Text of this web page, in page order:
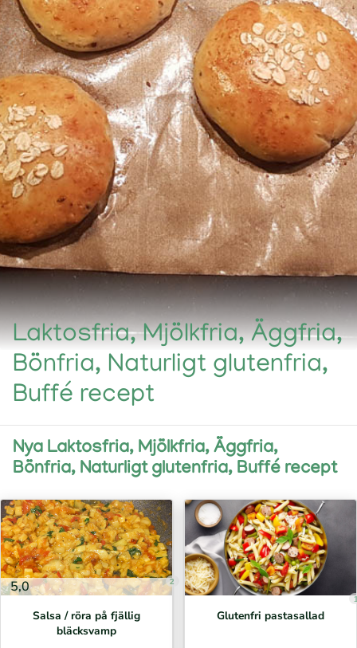
Laktosfria, Mjölkfria, Äggfria,
Bönfria, Naturligt glutenfria,
Buffé recept
Nya Laktosfria, Mjölkfria, Äggfria,
Bönfria, Naturligt glutenfria, Buffé recept
5,0 2
Salsa / röra på fjällig
bläcksvamp
Glutenfri pastasallad